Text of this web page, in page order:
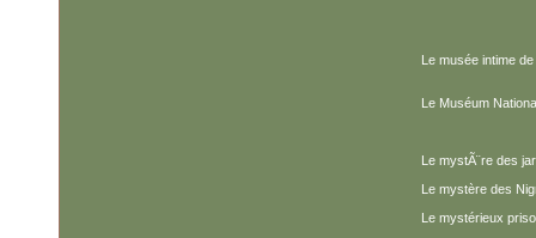
Le musée intime
Le Muséum
Le mystÃ¨re des
Le mystère des
Le mystérieux